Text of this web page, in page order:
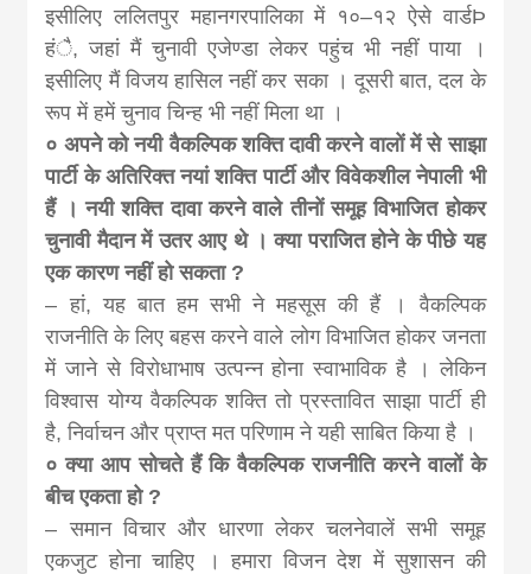
इसीलिए ललितपुर महानगरपालिका में १०–१२ ऐसे वार्डÞ
हंै, जहां मैं चुनावी एजेण्डा लेकर पहुंच भी नहीं पाया ।
इसीलिए मैं विजय हासिल नहीं कर सका । दूसरी बात, दल के
रूप में हमें चुनाव चिन्ह भी नहीं मिला था ।
० अपने को नयी वैकल्पिक शक्ति दावी करने वालों में से साझा
पार्टी के अतिरिक्त नयां शक्ति पार्टी और विवेकशील नेपाली भी
हैं । नयी शक्ति दावा करने वाले तीनों समूह विभाजित होकर
चुनावी मैदान में उतर आए थे । क्या पराजित होने के पीछे यह
एक कारण नहीं हो सकता ?
– हां, यह बात हम सभी ने महसूस की हैं । वैकल्पिक
राजनीति के लिए बहस करने वाले लोग विभाजित होकर जनता
में जाने से विरोधाभाष उत्पन्न होना स्वाभाविक है । लेकिन
विश्वास योग्य वैकल्पिक शक्ति तो प्रस्तावित साझा पार्टी ही
है, निर्वाचन और प्राप्त मत परिणाम ने यही साबित किया है ।
० क्या आप सोचते हैं कि वैकल्पिक राजनीति करने वालों के
बीच एकता हो ?
– समान विचार और धारणा लेकर चलनेवालें सभी समूह
एकजुट होना चाहिए । हमारा विजन देश में सुशासन की